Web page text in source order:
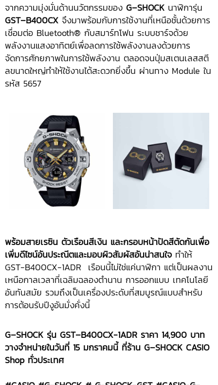
จากความมุ่งมั่นด้านนวัตกรรมของ G–SHOCK นาฬิการุ่น
GST–B400CX จึงมาพร้อมกับการใช้งานที่เหนือชั้นด้วยการ
เชื่อมต่อ Bluetooth® กับสมาร์ทโฟน ระบบชาร์จด้วย
พลังงานแสงอาทิตย์เพื่อลดการใช้พลังงานลงด้วยการ
จัดการศักยภาพในการใช้พลังงาน ตลอดจนปุ่มสเตนเลสสตี
ลขนาดใหญ่ทำให้ใช้งานได้สะดวกยิ่งขึ้น ผ่านทาง Module ใน
รหัส 5657
พร้อมสายเรซิน ตัวเรือนสีเงิน และกรอบหน้าปัดสีตัดกันเพื่อ
เพิ่มดีไซน์อันประณีตและมอบผิวสัมผัสอันน่าสนใจ ทำให้
GST-B400CX-1ADR เรือนนี้ไม่ใช่แค่นาฬิกา แต่เป็นผลงาน
เหนือกาลเวลาที่เฉลิมฉลองตำนาน การออกแบบ เทคโนโลยี
อันทันสมัย รวมถึงเป็นเครื่องประดับที่สมบูรณ์แบบสำหรับ
การต้อนรับปีงูอันมั่งคั่งนี้
G–SHOCK รุ่น GST–B400CX-1ADR ราคา 14,900 บาท
วางจำหน่ายในวันที่ 15 มกราคมนี้ ที่ร้าน G–SHOCK CASIO
Shop ทั่วประเทศ